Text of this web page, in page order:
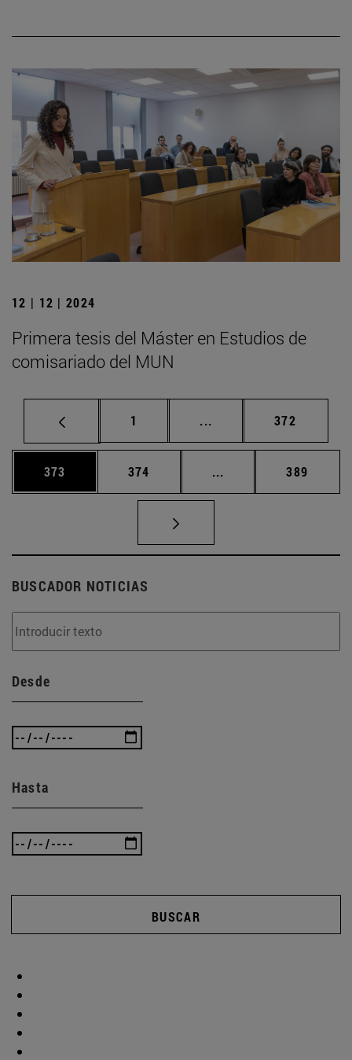
12 | 12 | 2024
Primera tesis del Máster en Estudios de
comisariado del MUN
Página
1 ... Páginas intermedias
Página
372
Página
373 Página
374 ... Páginas intermedias
Página
389
BUSCADOR NOTICIAS
Desde
Hasta
BUSCAR